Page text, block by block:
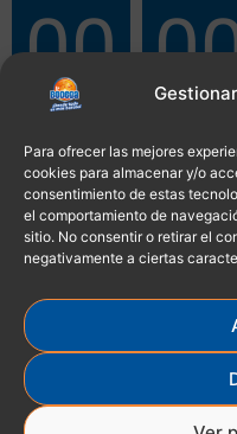
Para ofrecer las mejores
cookies para almacenar y/o
consentimiento de estas
el comportamiento de
sitio. No consentir o retirar el
negativamente a ciertas
00
Days Hours